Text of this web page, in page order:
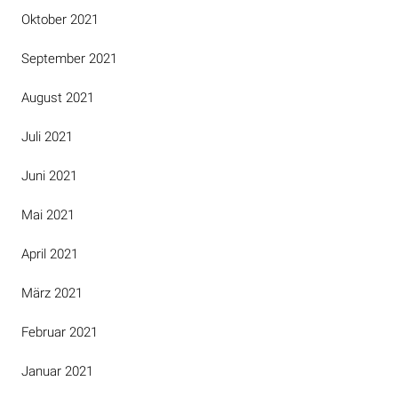
Oktober 2021
September 2021
August 2021
Juli 2021
Juni 2021
Mai 2021
April 2021
März 2021
Februar 2021
Januar 2021